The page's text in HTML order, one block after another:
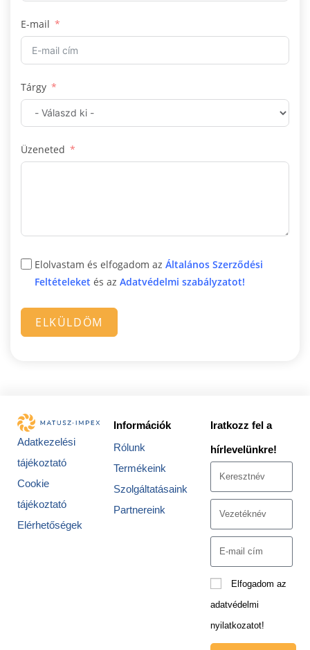
n
a
y
+
3
6
E-mail
Tárgy
Üzeneted
Elolvastam és elfogadom az Általános Szerződési
Feltételeket és az Adatvédelmi szabályzatot!
ELKÜLDÖM
Adatkezelési
tájékoztató
Cookie
tájékoztató
Elérhetőségek
Információk
Rólunk
Termékeink
Szolgáltatásaink
Partnereink
Iratkozz fel a
hírlevelünkre!
Elfogadom az
adatvédelmi
nyilatkozatot!